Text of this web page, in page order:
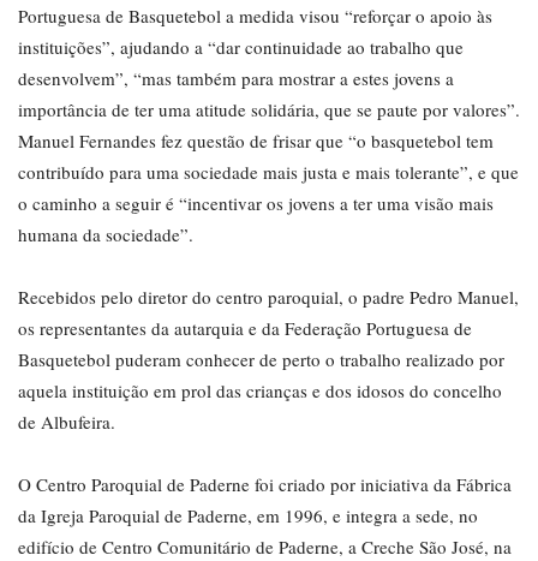
Portuguesa de Basquetebol a medida visou “reforçar o apoio às
instituições”, ajudando a “dar continuidade ao trabalho que
desenvolvem”, “mas também para mostrar a estes jovens a
importância de ter uma atitude solidária, que se paute por valores”.
Manuel Fernandes fez questão de frisar que “o basquetebol tem
contribuído para uma sociedade mais justa e mais tolerante”, e que
o caminho a seguir é “incentivar os jovens a ter uma visão mais
humana da sociedade”.
Recebidos pelo diretor do centro paroquial, o padre Pedro Manuel,
os representantes da autarquia e da Federação Portuguesa de
Basquetebol puderam conhecer de perto o trabalho realizado por
aquela instituição em prol das crianças e dos idosos do concelho
de Albufeira.
O Centro Paroquial de Paderne foi criado por iniciativa da Fábrica
da Igreja Paroquial de Paderne, em 1996, e integra a sede, no
edifício de Centro Comunitário de Paderne, a Creche São José, na